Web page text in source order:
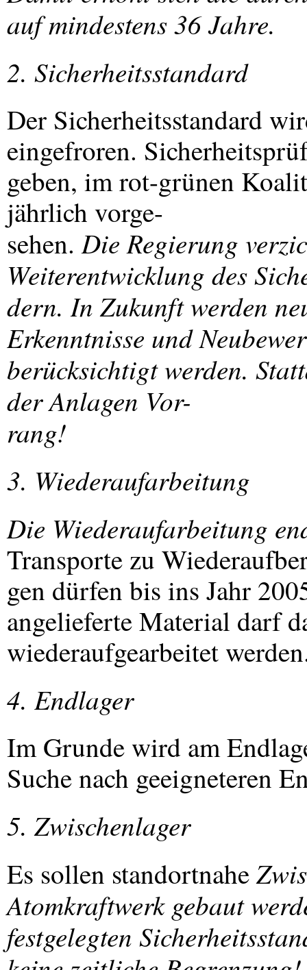
auf mindestens 36 Jahre.
2. Sicherheitsstandard
Der Sicherheitsstandard
eingefroren.
geben, im rot-grünen
jährlich vorge-
sehen.Die Regierung
Weiterentwicklung des
dern. In Zukunft werden
Erkenntnisse und
berücksichtigt werden.
der Anlagen Vor-
rang!
3. Wiederaufarbeitung
Die Wiederaufarbeitung
Transporte zu
gen dürfen bis ins Jahr
angelieferte Material darf
wiederaufgearbeitet
4. Endlager
Im Grunde wird am
Suche nach geeigneteren
5. Zwischenlager
Es sollen standortnahe
Atomkraftwerk gebaut
festgelegten